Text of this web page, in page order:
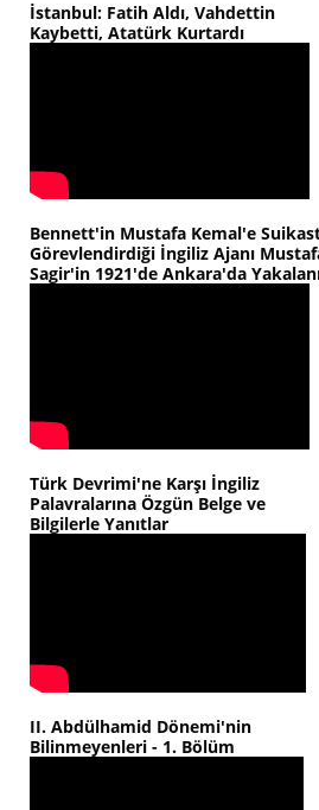
İstanbul: Fatih Aldı, Vahdettin
Kaybetti, Atatürk Kurtardı
Bennett'in Mustafa Kemal'e
Görevlendirdiği İngiliz Ajanı
Sagir'in 1921'de Ankara'da
Türk Devrimi'ne Karşı İngiliz
Palavralarına Özgün Belge ve
Bilgilerle Yanıtlar
II. Abdülhamid Dönemi'nin
Bilinmeyenleri - 1. Bölüm